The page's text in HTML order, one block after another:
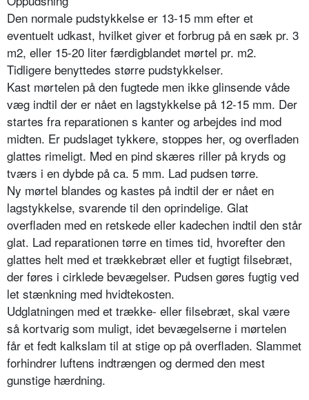
Den normale pudstykkelse er 13-15 mm efter et
eventuelt udkast, hvilket giver et forbrug på en sæk pr. 3
m2, eller 15-20 liter færdigblandet mørtel pr. m2.
Tidligere benyttedes større pudstykkelser.
Kast mørtelen på den fugtede men ikke glinsende våde
væg indtil der er nået en lagstykkelse på 12-15 mm. Der
startes fra reparationen s kanter og arbejdes ind mod
midten. Er pudslaget tykkere, stoppes her, og overfladen
glattes rimeligt. Med en pind skæres riller på kryds og
tværs i en dybde på ca. 5 mm. Lad pudsen tørre.
Ny mørtel blandes og kastes på indtil der er nået en
lagstykkelse, svarende til den oprindelige. Glat
overfladen med en retskede eller kadechen indtil den står
glat. Lad reparationen tørre en times tid, hvorefter den
glattes helt med et trækkebræt eller et fugtigt filsebræt,
der føres i cirklede bevægelser. Pudsen gøres fugtig ved
let stænkning med hvidtekosten.
Udglatningen med et trække- eller filsebræt, skal være
så kortvarig som muligt, idet bevægelserne i mørtelen
får et fedt kalkslam til at stige op på overfladen. Slammet
forhindrer luftens indtrængen og dermed den mest
gunstige hærdning.